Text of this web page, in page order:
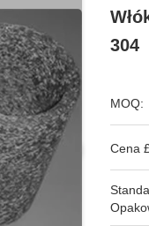
304
MOQ:
Cena